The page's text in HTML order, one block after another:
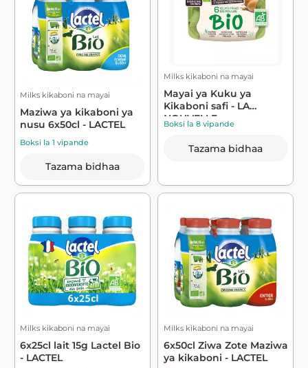
Milks kikaboni na mayai
Maziwa ya kikaboni ya
nusu 6x50cl - LACTEL
Boksi la 1 vipande
Tazama bidhaa
Milks kikaboni na mayai
Mayai ya Kuku ya
Kikaboni safi - LA
NOUVELLE
AGRICULTURE
Boksi la 8 vipande
Tazama bidhaa
Milks kikaboni na mayai
6x25cl lait 15g Lactel Bio
- LACTEL
Milks kikaboni na mayai
6x50cl Ziwa Zote Maziwa
ya kikaboni - LACTEL